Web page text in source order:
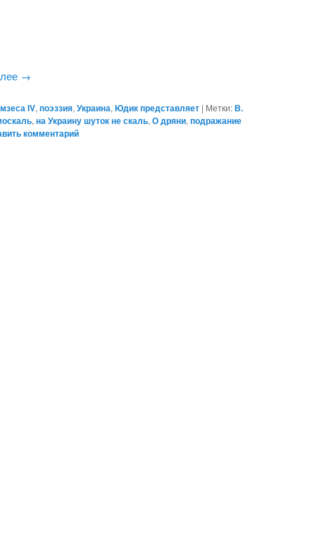
→
IV,поэззия,Украина,Юдик представляет | Метки:В.
,на Украину шуток не скаль,О дряни,подражание
комментарий